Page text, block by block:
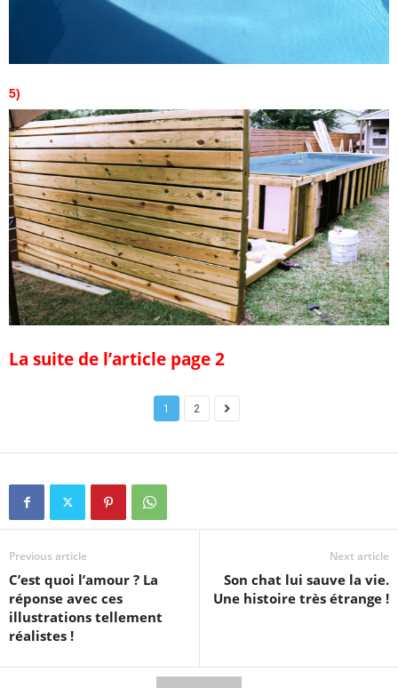
5)
La suite de l’article page 2
1 2
Previous article
C’est quoi l’amour ? La
réponse avec ces
illustrations tellement
réalistes !
Next article
Son chat lui sauve la vie.
Une histoire très étrange !